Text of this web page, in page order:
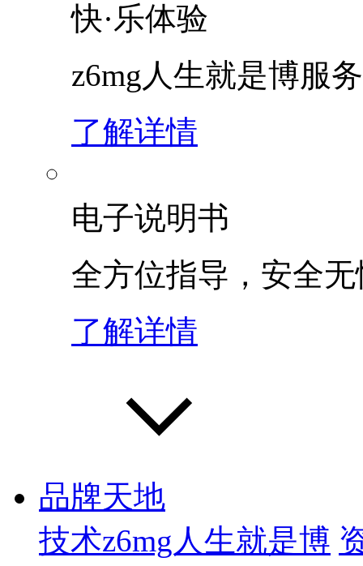
快·乐体验
z6mg人生就是博服
了解详情
电子说明书
全方位指导，安全
了解详情
品牌天地
技术z6mg人生就是博